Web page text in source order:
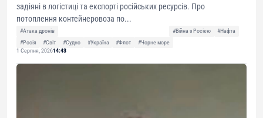
задіяні в логістиці та експорті російських ресурсів. Про
потоплення контейнеровоза по...
#Атака дронів #Війна з Росією
#Нафта
#Росія
#Світ #Судно #Україна #Флот
#Чорне море
1 Серпня, 202614:43